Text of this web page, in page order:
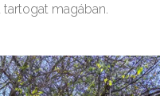
magában.